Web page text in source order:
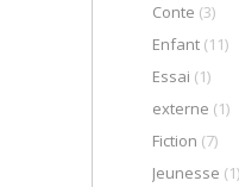
Conte (3)
Enfant (11)
Essai (1)
externe (1)
Fiction (7)
Jeunesse (1)